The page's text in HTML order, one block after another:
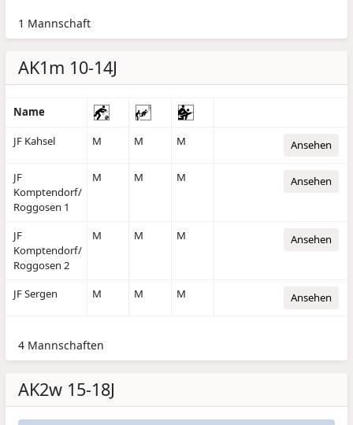
1 Mannschaft
AK1m 10-14J
Name
JF Kahsel M M M Ansehen
JF
Komptendorf/
Roggosen 1
M M M Ansehen
JF
Komptendorf/
Roggosen 2
M M M Ansehen
JF Sergen M M M Ansehen
4 Mannschaften
AK2w 15-18J